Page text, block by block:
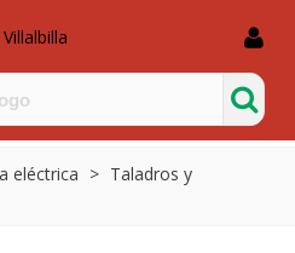
eléctrica > Taladros y